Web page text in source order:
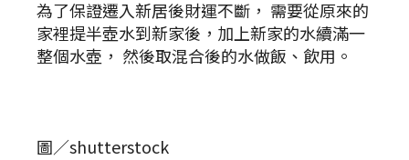
為了保證遷入新居後財運不斷， 需要從原來的
家裡提半壺水到新家後，加上新家的水續滿一
整個水壺， 然後取混合後的水做飯、飲用。
圖／shutterstock